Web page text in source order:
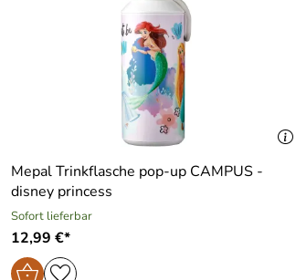
Mepal Trinkflasche pop-up CAMPUS -
disney princess
Sofort lieferbar
12,99 €*